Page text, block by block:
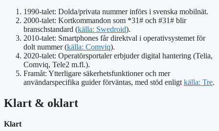
1990-talet: Dolda/privata nummer införs i svenska mobilnät.
2000-talet: Kortkommandon som *31# och #31# blir
branschstandard (källa: Swedroid).
2010-talet: Smartphones får direktval i operativsystemet för
dolt nummer (källa: Comviq).
2020-talet: Operatörsportaler erbjuder digital hantering (Telia,
Comviq, Tele2 m.fl.).
Framåt: Ytterligare säkerhetsfunktioner och mer
användarspecifika guider förväntas, med stöd enligt källa: Tre.
Klart & oklart
Klart